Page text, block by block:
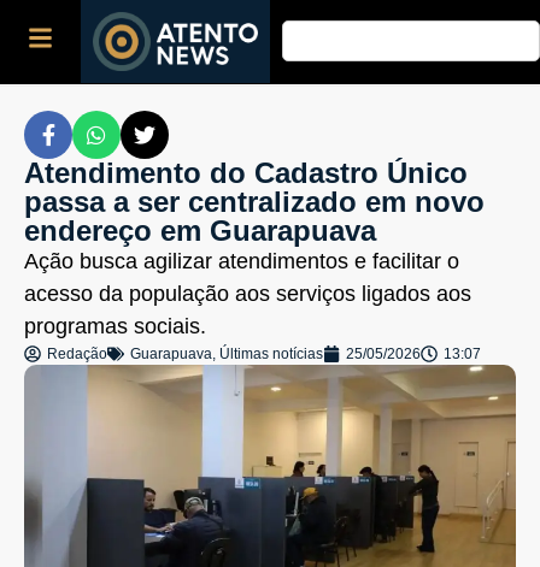
Atendimento do Cadastro Único
passa a ser centralizado em novo
endereço em Guarapuava
Ação busca agilizar atendimentos e facilitar o
acesso da população aos serviços ligados aos
programas sociais.
Redação Guarapuava, Últimas notícias 25/05/2026 13:07